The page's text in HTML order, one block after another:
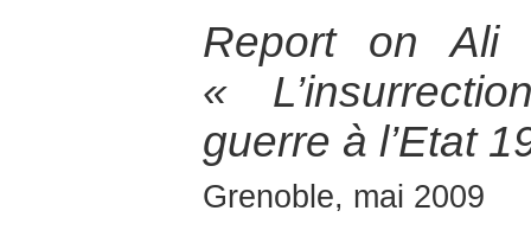
Report on Ali
«
guerre à l’Etat
Grenoble, mai 2009